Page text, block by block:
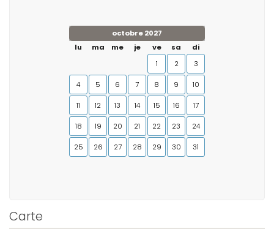
octobre 2027
lu
ma me je ve sa
di
1
2 3
4 5 6 7 8 9 10
11 12 13 14 15 16 17
18 19 20 21 22 23 24
25 26 27 28 29 30 31
Carte